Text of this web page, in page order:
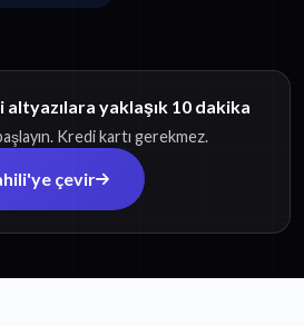
altyazılara yaklaşık 10 dakika
Kredi kartı gerekmez.
çevir